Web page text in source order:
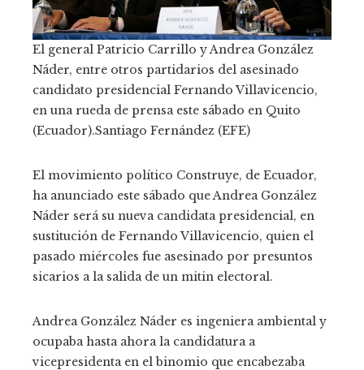
El general Patricio Carrillo y Andrea González
Náder, entre otros partidarios del asesinado
candidato presidencial Fernando Villavicencio,
en una rueda de prensa este sábado en Quito
(Ecuador).Santiago Fernández (EFE)
El movimiento político Construye, de Ecuador,
ha anunciado este sábado que Andrea González
Náder será su nueva candidata presidencial, en
sustitución de Fernando Villavicencio, quien el
pasado miércoles fue asesinado por presuntos
sicarios a la salida de un mitin electoral.
Andrea González Náder es ingeniera ambiental y
ocupaba hasta ahora la candidatura a
vicepresidenta en el binomio que encabezaba